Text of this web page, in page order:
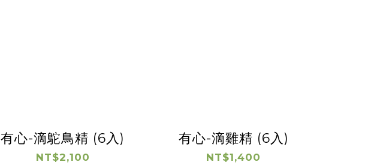
有心-滴鴕鳥精 (6入)
NT$2,100
有心-滴雞精 (6入)
NT$1,400